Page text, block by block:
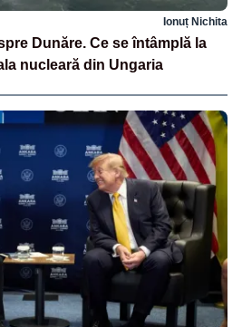
Ionuț Nichita
Dunăre. Ce se întâmplă la
nucleară din Ungaria